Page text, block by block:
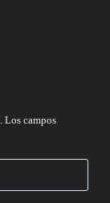
Los campos